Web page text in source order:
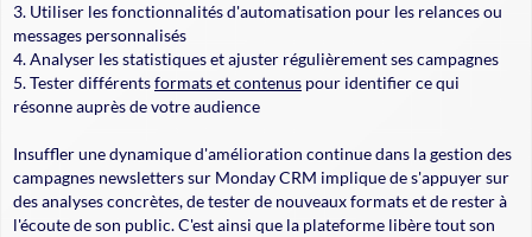
Utiliser les fonctionnalitésd'automatisation pour les relances ou
messages personnalisés
Analyser les statistiques et ajuster régulièrement ses campagnes
Tester différentsformats et contenus pour identifier ce qui
résonne auprès de votre audience
Insuffler une dynamique d'amélioration continue dans la gestion des
campagnes newsletters sur Monday CRM implique de s'appuyer sur
des analyses concrètes, de tester de nouveaux formats et de rester à
l'écoute de son public. C'est ainsi que la plateforme libère tout son